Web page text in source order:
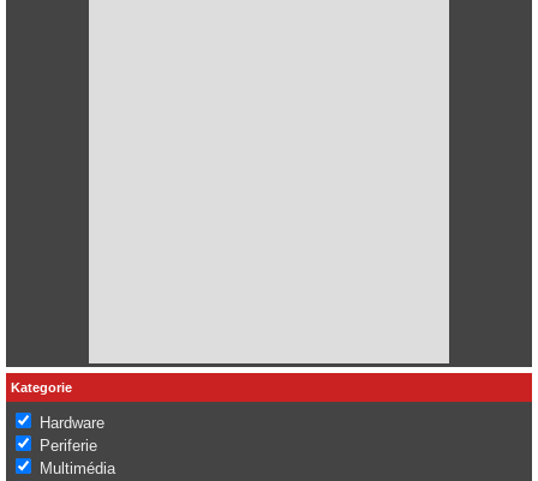
Kategorie
Hardware
Periferie
Multimédia